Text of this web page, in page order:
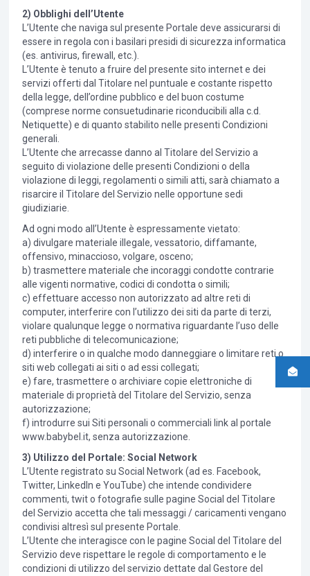
2) Obblighi dell’Utente
L’Utente che naviga sul presente Portale deve assicurarsi di
essere in regola con i basilari presidi di sicurezza informatica
(es. antivirus, firewall, etc.).
L’Utente è tenuto a fruire del presente sito internet e dei
servizi offerti dal Titolare nel puntuale e costante rispetto
della legge, dell’ordine pubblico e del buon costume
(comprese norme consuetudinarie riconducibili alla c.d.
Netiquette) e di quanto stabilito nelle presenti Condizioni
generali.
L’Utente che arrecasse danno al Titolare del Servizio a
seguito di violazione delle presenti Condizioni o della
violazione di leggi, regolamenti o simili atti, sarà chiamato a
risarcire il Titolare del Servizio nelle opportune sedi
giudiziarie.
Ad ogni modo all’Utente è espressamente vietato:
a) divulgare materiale illegale, vessatorio, diffamante,
offensivo, minaccioso, volgare, osceno;
b) trasmettere materiale che incoraggi condotte contrarie
alle vigenti normative, codici di condotta o simili;
c) effettuare accesso non autorizzato ad altre reti di
computer, interferire con l’utilizzo dei siti da parte di terzi,
violare qualunque legge o normativa riguardante l’uso delle
reti pubbliche di telecomunicazione;
d) interferire o in qualche modo danneggiare o limitare reti o
siti web collegati ai siti o ad essi collegati;
e) fare, trasmettere o archiviare copie elettroniche di
materiale di proprietà del Titolare del Servizio, senza
autorizzazione;
f) introdurre sui Siti personali o commerciali link al portale
www.babybel.it, senza autorizzazione.
3) Utilizzo del Portale: Social Network
L’Utente registrato su Social Network (ad es. Facebook,
Twitter, LinkedIn e YouTube) che intende condividere
commenti, twit o fotografie sulle pagine Social del Titolare
del Servizio accetta che tali messaggi / caricamenti vengano
condivisi altresì sul presente Portale.
L’Utente che interagisce con le pagine Social del Titolare del
Servizio deve rispettare le regole di comportamento e le
condizioni di utilizzo del servizio dettate dal Gestore del